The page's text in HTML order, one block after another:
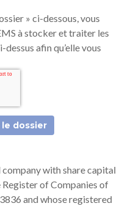
» ci-dessous, vous
à stocker et traiter les
afin qu’elle vous
with share capital
of Companies of
and whose registered